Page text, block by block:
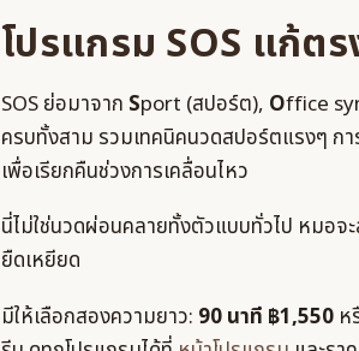
โปรแกรม SOS แก้ตร
SOS ย่อมาจาก Sport (สปอร์ต), Office
ครบทั้งสาม รวมเทคนิคนวดสปอร์ตแรงๆ ก
เพื่อเรียกคืนช่วงการเคลื่อนไหว
นี่ไม่ใช่นวดผ่อนคลายทั้งตัวแบบทั่วไป หมอ
ยืดเหยียด
มีให้เลือกสองความยาว: 90 นาที ฿1,550 ห